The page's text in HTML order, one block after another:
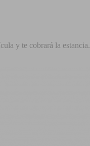
y te cobrará la estancia.